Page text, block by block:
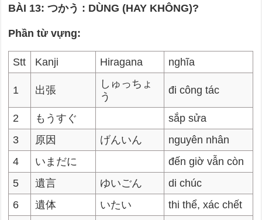
BÀI 13: つかう : DÙNG (HAY KHÔNG)?
Phần từ vựng:
Stt Kanji Hiragana nghĩa
1 出張
しゅっちょ
う
đi công tác
2 もうすぐ
sắp sửa
3
原因 げんいん
nguyên nhân
4
いまだに
đến giờ vẫn còn
5
遺言 ゆいごん
di chúc
6
遺体 いたい thi thể, xác chết